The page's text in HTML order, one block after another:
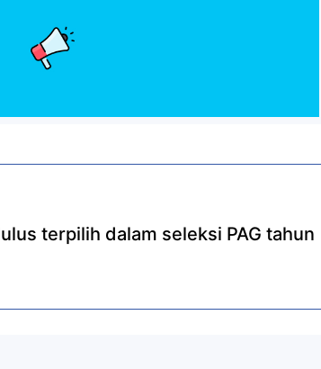
terpilih dalam seleksi PAG tahun